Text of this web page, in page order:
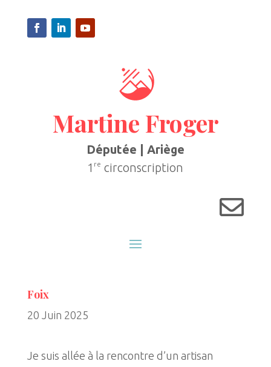
Martine Froger
Députée | Ariège
1 re circonscription

Foix
20 Juin 2025
Je suis allée à la rencontre d’un artisan